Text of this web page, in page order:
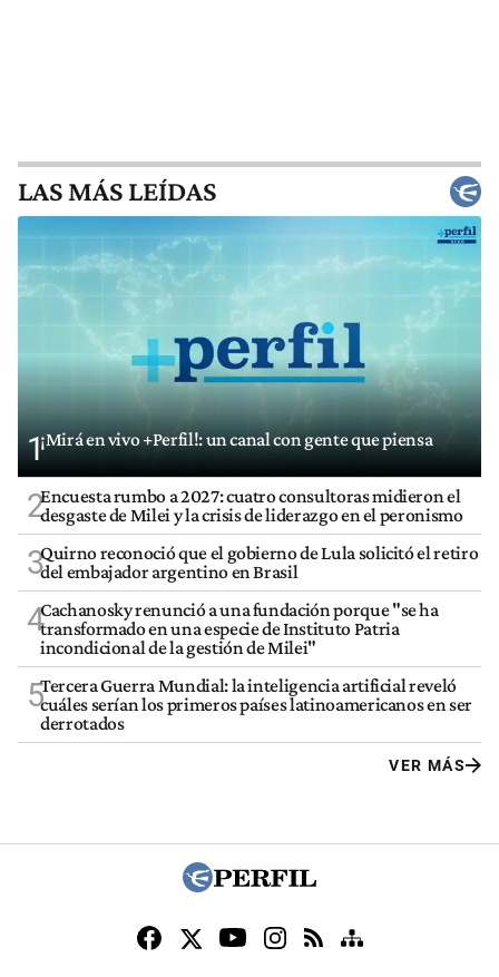
LAS MÁS LEÍDAS
1¡Mirá en vivo +Perfil!: un canal con gente que piensa
2Encuesta rumbo a 2027: cuatro consultoras midieron el
desgaste de Milei y la crisis de liderazgo en el peronismo
3Quirno reconoció que el gobierno de Lula solicitó el retiro
del embajador argentino en Brasil
4Cachanosky renunció a una fundación porque "se ha
transformado en una especie de Instituto Patria
incondicional de la gestión de Milei"
5Tercera Guerra Mundial: la inteligencia artificial reveló
cuáles serían los primeros países latinoamericanos en ser
derrotados
VER MÁS